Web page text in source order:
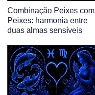
Combinação Peixes com
Peixes: harmonia entre
duas almas sensíveis